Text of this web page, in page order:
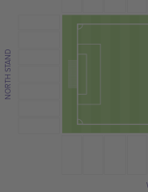
NORTH STAND